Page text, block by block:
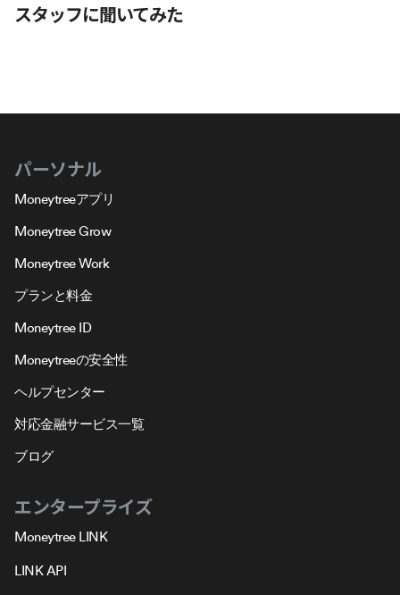
スタッフに聞いてみた
パーソナル
Moneytreeアプリ
Moneytree Grow
Moneytree Work
プランと料金
Moneytree ID
Moneytreeの安全性
ヘルプセンター
対応金融サービス一覧
ブログ
エンタープライズ
Moneytree LINK
LINK API